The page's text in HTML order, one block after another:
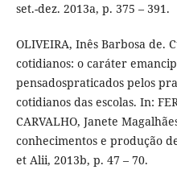
set.-dez. 2013a, p. 375 – 391.
OLIVEIRA, Inês Barbosa de.
cotidianos: o caráter
pensadospraticados pelos
cotidianos das escolas. In:
CARVALHO, Janete
conhecimentos e produção
et Alii, 2013b, p. 47 – 70.